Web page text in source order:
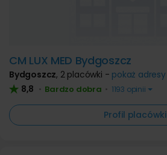
CM LUX MED Bydgoszcz
Bydgoszcz, 2 placówki - pokaż adresy
8,8 • Bardzo dobra • 1193 opinii
Profil placówki